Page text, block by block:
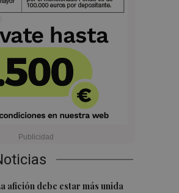
afición debe estar más unida